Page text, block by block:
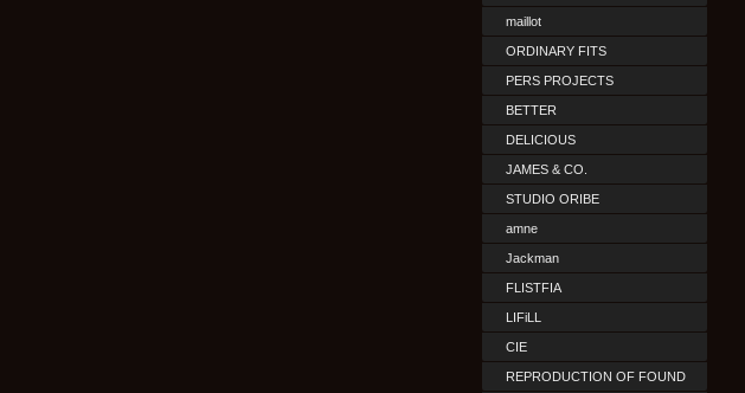
maillot
ORDINARY FITS
PERS PROJECTS
BETTER
DELICIOUS
JAMES & CO.
STUDIO ORIBE
amne
Jackman
FLISTFIA
LIFiLL
CIE
REPRODUCTION OF FOUND